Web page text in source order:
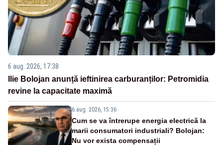
6 aug. 2026, 17:38
Ilie Bolojan anunță ieftinirea carburanților: Petromidia
revine la capacitate maximă
6 aug. 2026, 15:36
Cum se va întrerupe energia electrică la
marii consumatori industriali? Bolojan:
Nu vor exista compensații